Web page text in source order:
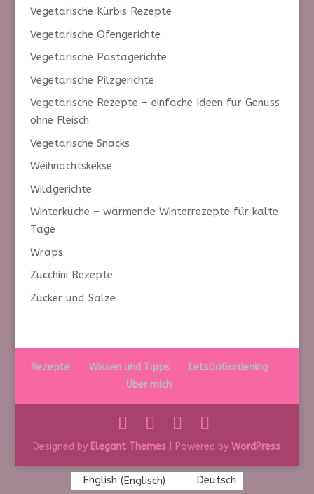
Vegetarische Kürbis Rezepte
Vegetarische Ofengerichte
Vegetarische Pastagerichte
Vegetarische Pilzgerichte
Vegetarische Rezepte – einfache Ideen für Genuss
ohne Fleisch
Vegetarische Snacks
Weihnachtskekse
Wildgerichte
Winterküche – wärmende Winterrezepte für kalte
Tage
Wraps
Zucchini Rezepte
Zucker und Salze
Rezepte Wissen und Tipps
LetsDoGardening
Über mich
Designed by Elegant Themes | Powered byWordPress
English (Englisch) Deutsch